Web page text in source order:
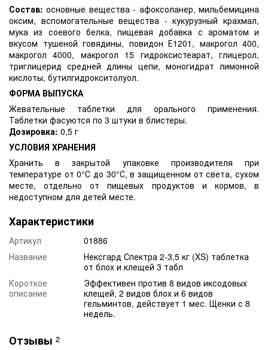
Состав:основные вещества - афоксоланер, мильбемицина
оксим, вспомогательные вещества - кукурузный крахмал,
мука из соевого белка, пищевая добавка с ароматом и
вкусом тушеной говядины, повидон Е1201, макрогол 400,
макрогол 4000, макрогол 15 гидроксистеарат, глицерол,
триглицерид средней длины цепи, моногидрат лимонной
кислоты, бутилгидрокситолуол.
ФОРМА ВЫПУСКА
Жевательные таблетки для орального применения.
Таблетки фасуются по 3 штуки в блистеры.
Дозировка: 0,5 г
УСЛОВИЯ ХРАНЕНИЯ
Хранить в закрытой упаковке производителя при
температуре от 0°С до 30°С, в защищенном от света, сухом
месте, отдельно от пищевых продуктов и кормов, в
недоступном для детей месте.
Характеристики
Артикул
01886
Название
Нексгард Спектра 2-3,5 кг (XS) таблетка
от блох и клещей 3 табл
Короткое
описание
Эффективен против 8 видов иксодовых
клещей, 2 видов блох и 6 видов
гельминтов, действует 1 мес. Щенки с 8
недель.
Отзывы 2